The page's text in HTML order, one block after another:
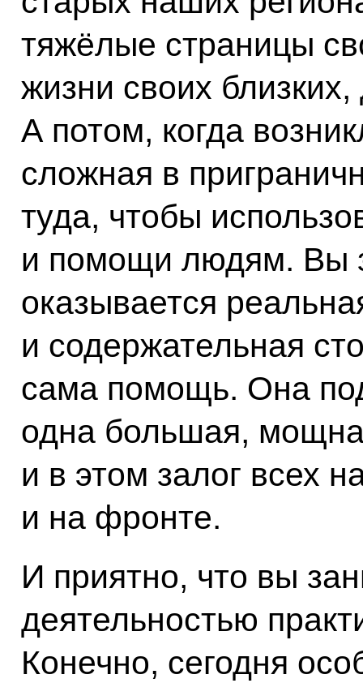
тяжёлые страницы
жизни своих
А потом, когда
сложная в
туда, чтобы
и помощи людям. Вы
оказывается
и содержательная
сама помощь. Она
одна большая,
и в этом залог всех
и на фронте.
И приятно, что вы
деятельностью
Конечно, сегодня